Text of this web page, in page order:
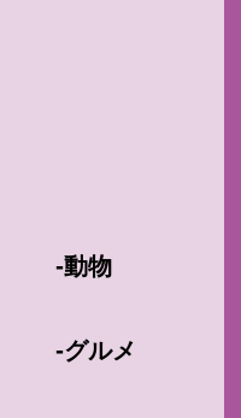
-動物
-グルメ